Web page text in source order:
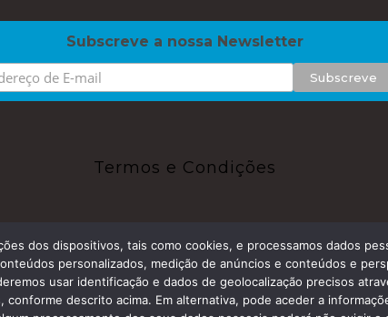
Subscreve a nossa Newsletter
Termos e Condições
Travelling Tours. • Caldas da Rainha • RNAAT 06/2015 •
dos dispositivos, tais como cookies, e processamos dados
personalizados, medição de anúncios e conteúdos e
usar identificação e dados de geolocalização precisos
descrito acima. Em alternativa, pode aceder a